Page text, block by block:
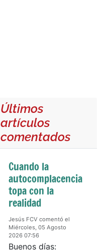
Últimos
artículos
comentados
Cuando la
autocomplacencia
topa con la
realidad
Jesús FCV comentó el
Miércoles, 05 Agosto
2026 07:56
Buenos días: